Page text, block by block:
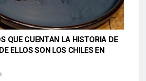
QUE CUENTAN LA HISTORIA DE
ELLOS SON LOS CHILES EN